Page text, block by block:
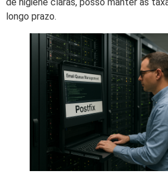
de higiene claras, posso manter as
longo prazo.